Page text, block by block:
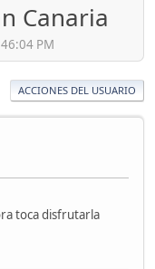
Canaria
PM
ACCIONES DEL USUARIO
toca disfrutarla